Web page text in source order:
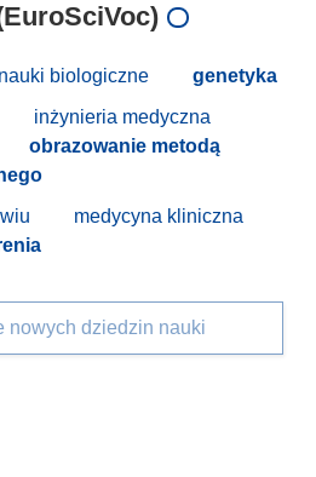
nauki biologiczne
genetyka
inżynieria medyczna
obrazowanie metodą
medycyna kliniczna
nowych dziedzin nauki